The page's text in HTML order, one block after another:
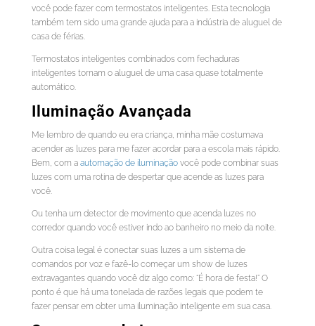
você pode fazer com termostatos inteligentes. Esta tecnologia
também tem sido uma grande ajuda para a indústria de aluguel de
casa de férias.
Termostatos inteligentes combinados com fechaduras
inteligentes tornam o aluguel de uma casa quase totalmente
automático.
Iluminação Avançada
Me lembro de quando eu era criança, minha mãe costumava
acender as luzes para me fazer acordar para a escola mais rápido.
Bem, com a automação de iluminaçãovocê pode combinar suas
luzes com uma rotina de despertar que acende as luzes para
você.
Ou tenha um detector de movimento que acenda luzes no
corredor quando você estiver indo ao banheiro no meio da noite.
Outra coisa legal é conectar suas luzes a um sistema de
comandos por voz e fazê-lo começar um show de luzes
extravagantes quando você diz algo como: “É hora de festa!” O
ponto é que há uma tonelada de razões legais que podem te
fazer pensar em obter uma iluminação inteligente em sua casa.